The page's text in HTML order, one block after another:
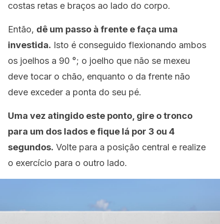
costas retas e braços ao lado do corpo.
Então, dê um passo à frente e faça uma
investida. Isto é conseguido flexionando ambos
os joelhos a 90 °; o joelho que não se mexeu
deve tocar o chão, enquanto o da frente não
deve exceder a ponta do seu pé.
Uma vez atingido este ponto, gire o tronco
para um dos lados e fique lá por 3 ou 4
segundos. Volte para a posição central e realize
o exercício para o outro lado.